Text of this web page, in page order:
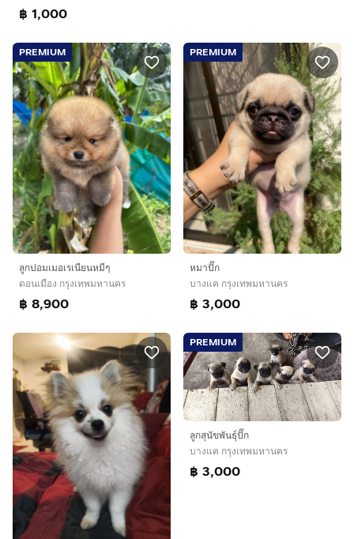
฿ 1,000
PREMIUM
ลูกปอมเมอเรเนียนหมีๆ
ดอนเมือง กรุงเทพมหานคร
฿ 8,900
PREMIUM
หมาปั๊ก
บางแค กรุงเทพมหานคร
฿ 3,000
PREMIUM
ลูกสุนัขพันธุ์ปั๊ก
บางแค กรุงเทพมหานคร
฿ 3,000